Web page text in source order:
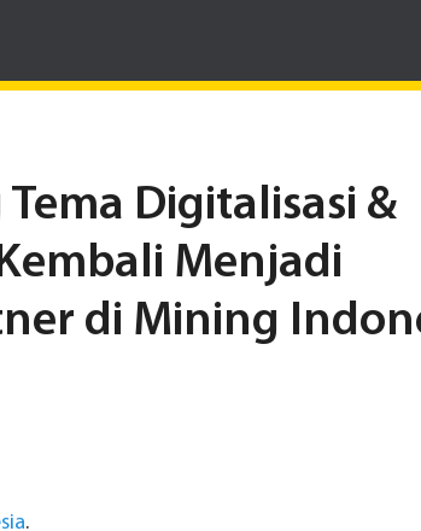
Digitalisasi &
Menjadi
di Mining
.